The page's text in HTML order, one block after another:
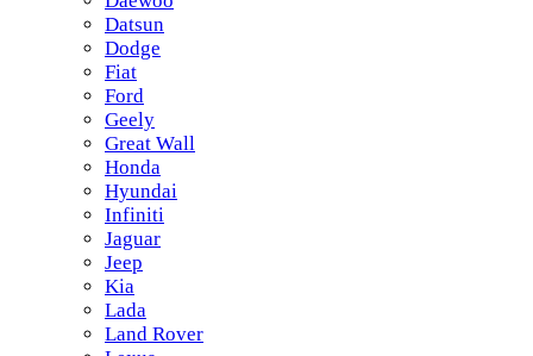
Datsun
Dodge
Fiat
Ford
Geely
Great Wall
Honda
Hyundai
Infiniti
Jaguar
Jeep
Kia
Lada
Land Rover